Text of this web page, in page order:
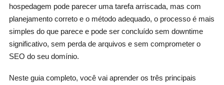
hospedagem pode parecer uma tarefa arriscada, mas com
planejamento correto e o método adequado, o processo é mais
simples do que parece e pode ser concluído sem downtime
significativo, sem perda de arquivos e sem comprometer o
SEO do seu domínio.
Neste guia completo, você vai aprender os três principais